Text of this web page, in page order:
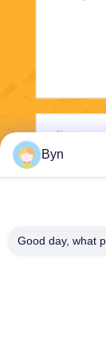
Byn
Good day, what